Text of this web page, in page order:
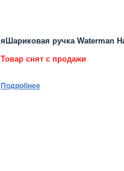
яШариковая ручка Waterman
Товар снят с продажи
Подробнее